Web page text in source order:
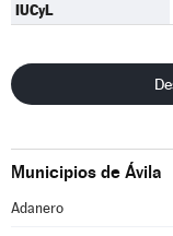
IUCyL
Municipios de Ávila
Adanero